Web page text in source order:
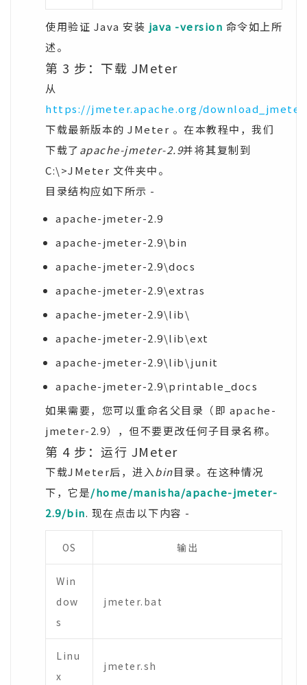
使用验证 Java 安装 java -version 命令如上所
述。
第 3 步：下载 JMeter
从
https://jmeter.apache.org/
下载最新版本的 JMeter 。在本教程中，我们
下载了apache-jmeter-2.9并将其复制到
C:\>JMeter 文件夹中。
目录结构应如下所示 -
apache-jmeter-2.9
apache-jmeter-2.9\bin
apache-jmeter-2.9\docs
apache-jmeter-2.9\extras
apache-jmeter-2.9\lib\
apache-jmeter-2.9\lib\ext
apache-jmeter-2.9\lib\junit
apache-jmeter-2.9\printable_docs
如果需要，您可以重命名父目录（即 apache-
jmeter-2.9），但不要更改任何子目录名称。
第 4 步：运行 JMeter
下载JMeter后，进入bin目录。在这种情况
下，它是/home/manisha/apache-jmeter-
2.9/bin. 现在点击以下内容 -
OS 输出
Win
dow
s
jmeter.bat
Linu
x
jmeter.sh